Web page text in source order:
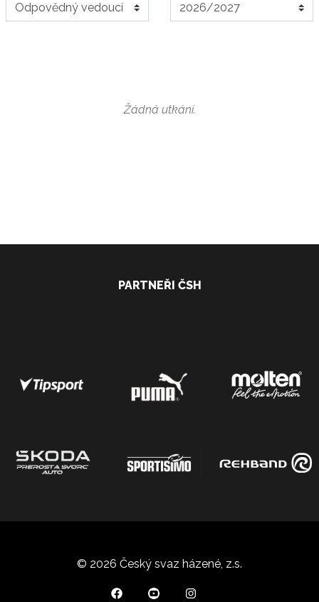
Žádná utkání.
PARTNEŘI ČSH
© 2026 Český svaz házené, z.s.